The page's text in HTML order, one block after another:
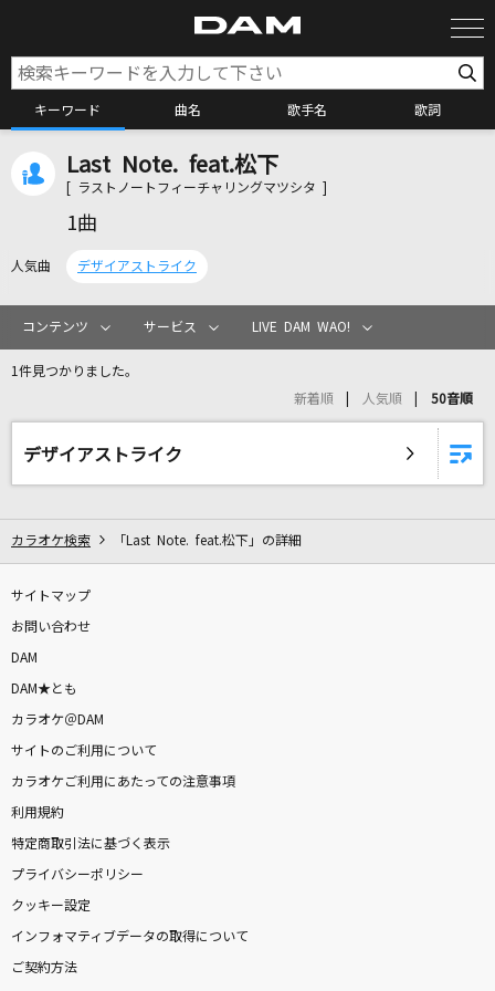
キーワード 曲名 歌手名 歌詞
カラオケ検索
カラオケリクエスト
リアルタイムで歌われている曲の一覧
HY
私
月を見ていた(ビデオクリップバージョン)
米津玄師
NEVER LET YOU GO
B'z
Last Note. feat.松下
[ ラストノートフィーチャリングマツシタ ]
1曲
人気曲 デザイアストライク
コンテンツ サービス LIVE DAM WAO!
1件見つかりました。
新着順 人気順 50音順
デザイアストライク
カラオケ検索 「Last Note. feat.松下」の詳細
サイトマップ
お問い合わせ
DAM
DAM★とも
カラオケ＠DAM
サイトのご利用について
カラオケご利用にあたっての注意事項
利用規約
特定商取引法に基づく表示
プライバシーポリシー
クッキー設定
インフォマティブデータの取得について
ご契約方法